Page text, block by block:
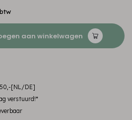
aan winkelwagen
[NL/DE]
verstuurd!*